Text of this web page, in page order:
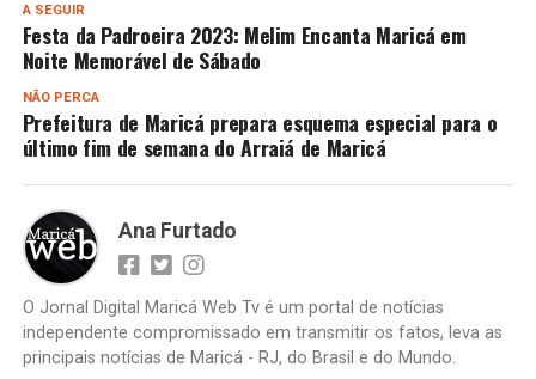
A SEGUIR
Festa da Padroeira 2023: Melim Encanta Maricá em
Noite Memorável de Sábado
NÃO PERCA
Prefeitura de Maricá prepara esquema especial para o
último fim de semana do Arraiá de Maricá
Ana Furtado
O Jornal Digital Maricá Web Tv é um portal de notícias
independente compromissado em transmitir os fatos, leva as
principais notícias de Maricá - RJ, do Brasil e do Mundo.